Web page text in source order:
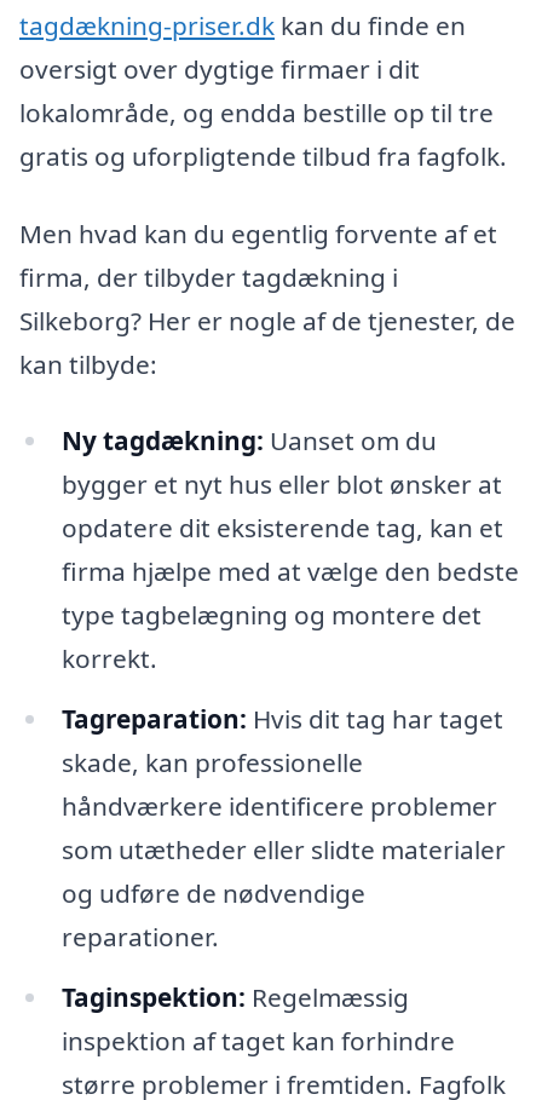
tagdækning-priser.dk kan du finde en
oversigt over dygtige firmaer i dit
lokalområde, og endda bestille op til tre
gratis og uforpligtende tilbud fra fagfolk.
Men hvad kan du egentlig forvente af et
firma, der tilbyder tagdækning i
Silkeborg? Her er nogle af de tjenester, de
kan tilbyde:
Ny tagdækning: Uanset om du
bygger et nyt hus eller blot ønsker at
opdatere dit eksisterende tag, kan et
firma hjælpe med at vælge den bedste
type tagbelægning og montere det
korrekt.
Tagreparation: Hvis dit tag har taget
skade, kan professionelle
håndværkere identificere problemer
som utætheder eller slidte materialer
og udføre de nødvendige
reparationer.
Taginspektion: Regelmæssig
inspektion af taget kan forhindre
større problemer i fremtiden. Fagfolk